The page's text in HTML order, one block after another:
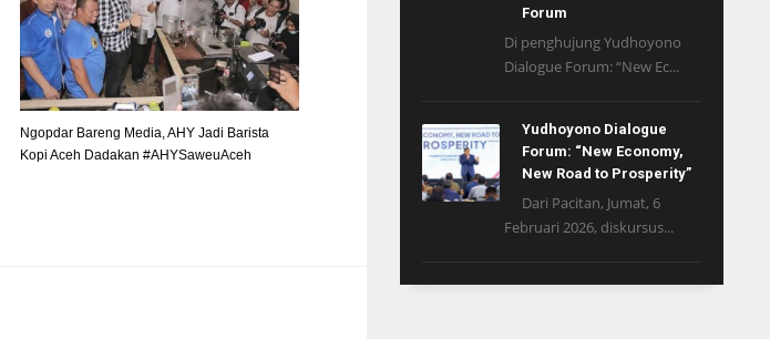
Ngopdar Bareng Media, AHY Jadi Barista
Kopi Aceh Dadakan #AHYSaweuAceh
Forum
Di penghujung Yudhoyono
Dialogue Forum: “New Ec...
Yudhoyono Dialogue
Forum: “New Economy,
New Road to Prosperity”
Dari Pacitan, Jumat, 6
Februari 2026, diskursus...